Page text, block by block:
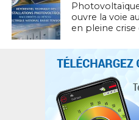
Photovoltaïque
ouvre la voie
en pleine crise